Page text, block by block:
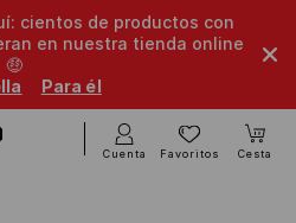
cientos de productos con
en nuestra tienda online
🤑
Para él
Cuenta Favoritos Cesta